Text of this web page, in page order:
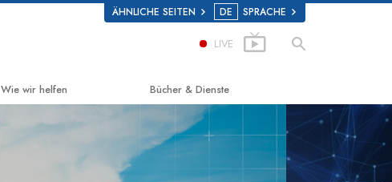
ÄHNLICHE SEITEN DE SPRACHE
LIVE
Wie wir helfen
Der Weg zum Glücklichsein
Applied Scholastics
Bücher & Dienste
Einführende Bücher
Hörbücher